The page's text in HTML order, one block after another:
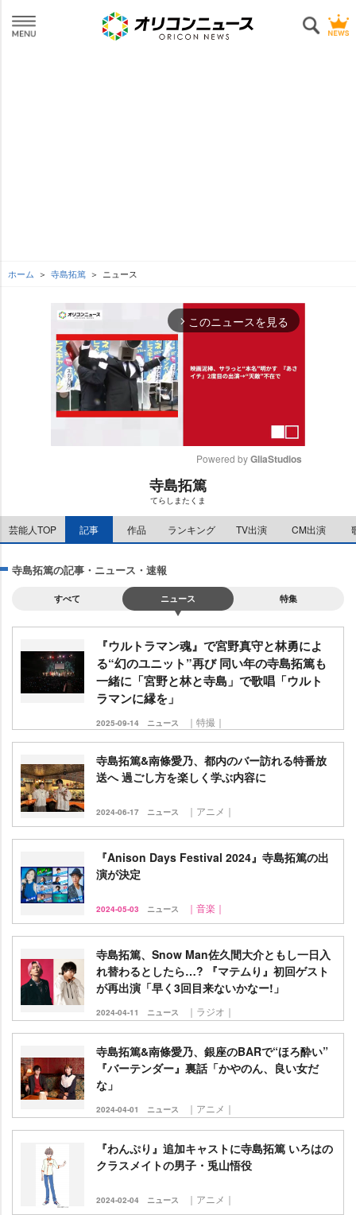
ホーム 寺島拓篤 ニュース
arrow_forward_ios このニュースを見る
e
Powered by GliaStudios
寺島拓篤
てらしまたくま
芸能人TOP 記事 作品 ランキング TV出演 CM出演
寺島拓篤の記事・ニュース・速報
すべて ニュース 特集
『ウルトラマン魂』で宮野真守と林勇によ
る“幻のユニット”再び 同い年の寺島拓篤も
一緒に「宮野と林と寺島」で歌唱「ウルト
ラマンに縁を」
2025-09-14 ニュース ｜特撮｜
寺島拓篤&南條愛乃、都内のバー訪れる特番放
送へ 過ごし方を楽しく学ぶ内容に
2024-06-17 ニュース ｜アニメ｜
『Anison Days Festival 2024』寺島拓篤の出
演が決定
2024-05-03 ニュース ｜音楽｜
寺島拓篤、Snow Man佐久間大介ともし一日入
れ替わるとしたら…? 『マテムり』初回ゲスト
が再出演「早く3回目来ないかなー!」
2024-04-11 ニュース ｜ラジオ｜
寺島拓篤&南條愛乃、銀座のBARで“ほろ酔い”
『バーテンダー』裏話「かやのん、良い女だ
な」
2024-04-01 ニュース ｜アニメ｜
『わんぷり』追加キャストに寺島拓篤 いろはの
クラスメイトの男子・兎山悟役
2024-02-04 ニュース ｜アニメ｜